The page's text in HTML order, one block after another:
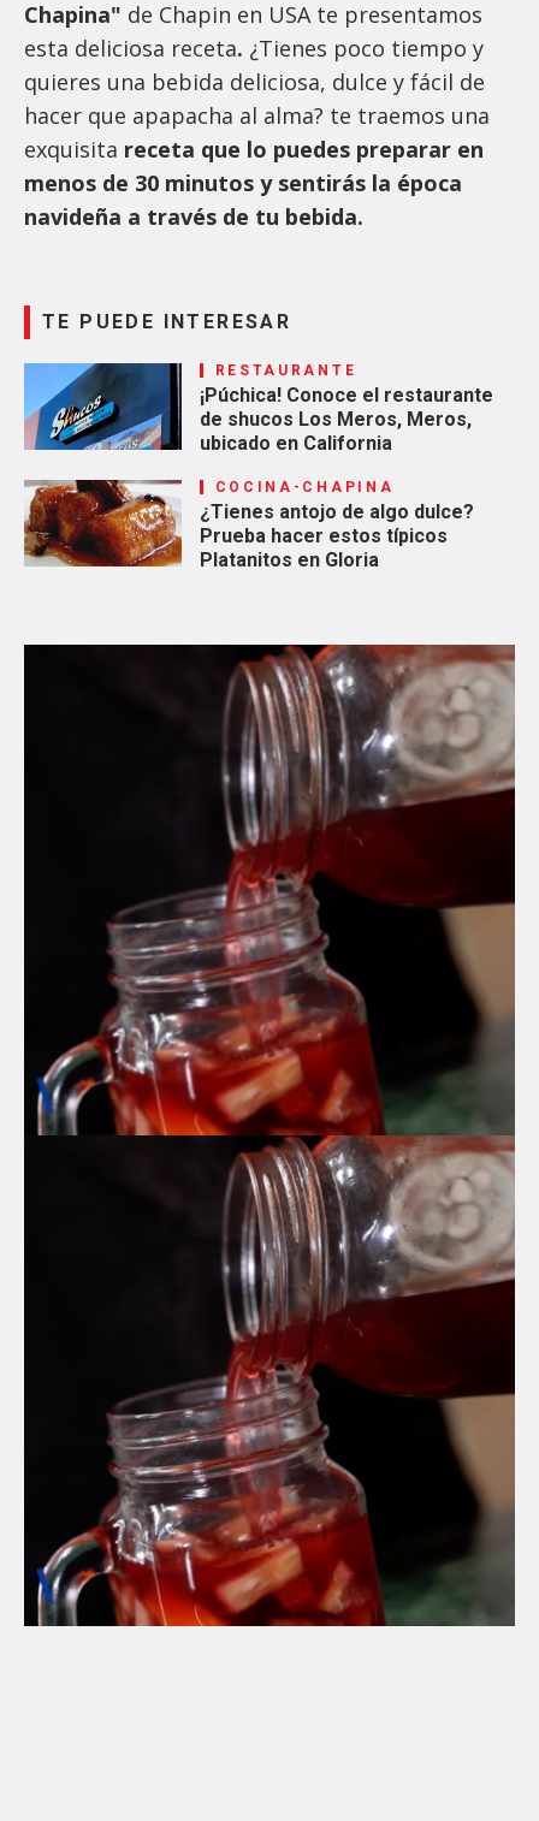
Chapina" de Chapin en USA te presentamos
esta deliciosa receta. ¿Tienes poco tiempo y
quieres una bebida deliciosa, dulce y fácil de
hacer que apapacha al alma? te traemos una
exquisita receta que lo puedes preparar en
menos de 30 minutos y sentirás la época
navideña a través de tu bebida.
TE PUEDE INTERESAR
RESTAURANTE
¡Púchica! Conoce el restaurante
de shucos Los Meros, Meros,
ubicado en California
COCINA-CHAPINA
¿Tienes antojo de algo dulce?
Prueba hacer estos típicos
Platanitos en Gloria